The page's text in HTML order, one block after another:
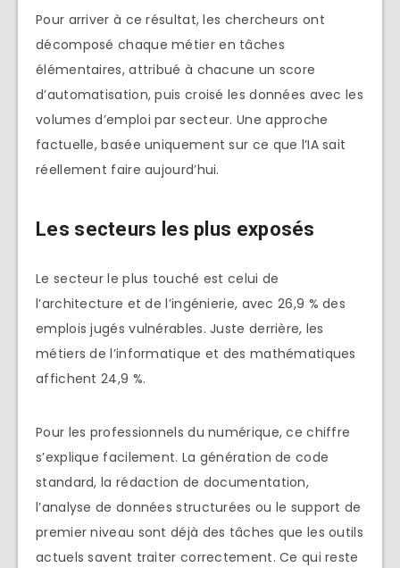
Pour arriver à ce résultat, les chercheurs ont
décomposé chaque métier en tâches
élémentaires, attribué à chacune un score
d’automatisation, puis croisé les données avec les
volumes d’emploi par secteur. Une approche
factuelle, basée uniquement sur ce que l’IA sait
réellement faire aujourd’hui.
Les secteurs les plus exposés
Le secteur le plus touché est celui de
l’architecture et de l’ingénierie, avec 26,9 % des
emplois jugés vulnérables. Juste derrière, les
métiers de l’informatique et des mathématiques
affichent 24,9 %.
Pour les professionnels du numérique, ce chiffre
s’explique facilement. La génération de code
standard, la rédaction de documentation,
l’analyse de données structurées ou le support de
premier niveau sont déjà des tâches que les outils
actuels savent traiter correctement. Ce qui reste